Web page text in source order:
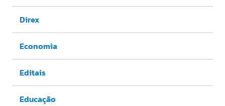
Direx
Economia
Editais
Educação